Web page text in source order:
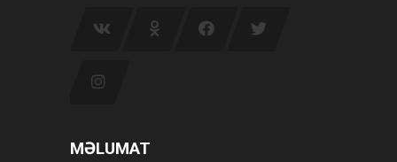
MƏLUMAT